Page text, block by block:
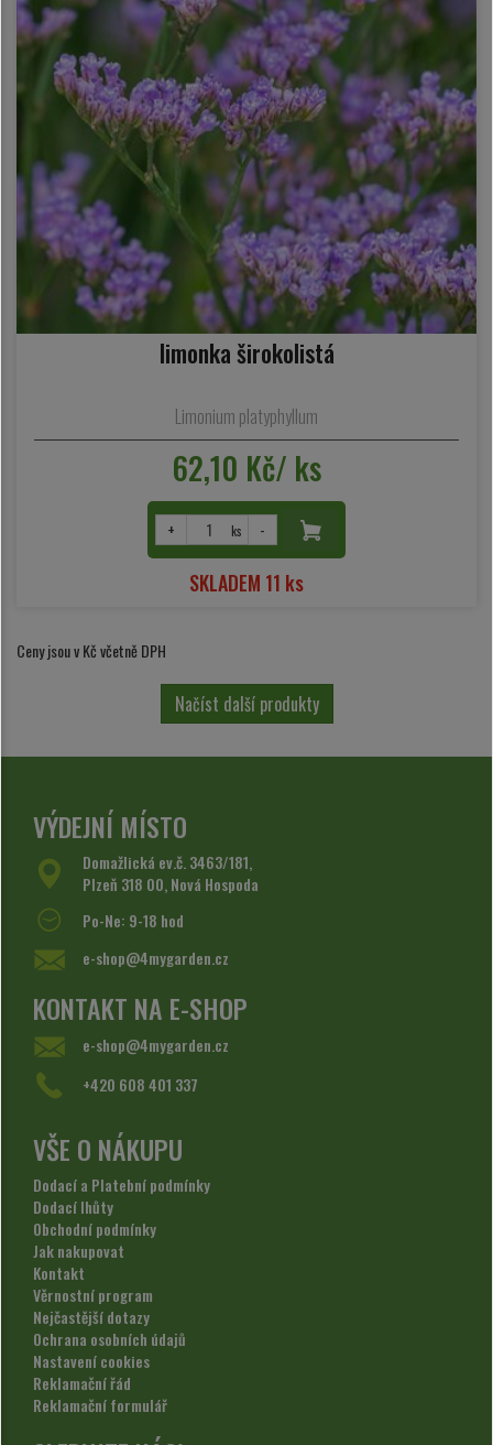
limonka širokolistá
Limonium platyphyllum
62,10 Kč/ ks
+ ks -
SKLADEM 11 ks
Ceny jsou v Kč včetně DPH
Načíst další produkty
VÝDEJNÍ MÍSTO
Domažlická ev.č. 3463/181,
Plzeň 318 00, Nová Hospoda
Po-Ne: 9-18 hod
e-shop@4mygarden.cz
KONTAKT NA E-SHOP
e-shop@4mygarden.cz
+420 608 401 337
VŠE O NÁKUPU
Dodací a Platební podmínky
Dodací lhůty
Obchodní podmínky
Jak nakupovat
Kontakt
Věrnostní program
Nejčastější dotazy
Ochrana osobních údajů
Nastavení cookies
Reklamační řád
Reklamační formulář